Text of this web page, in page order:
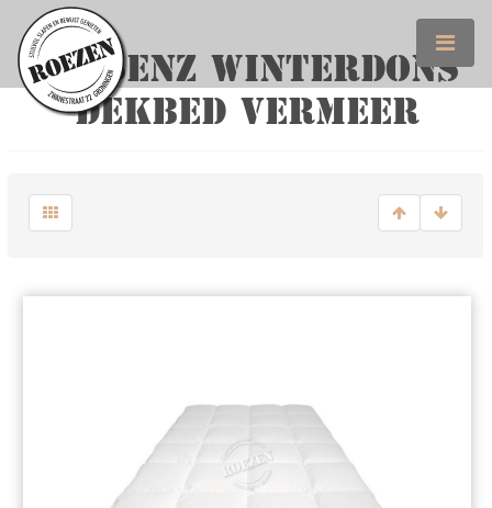
CASSENZ WINTERDONS
DEKBED VERMEER